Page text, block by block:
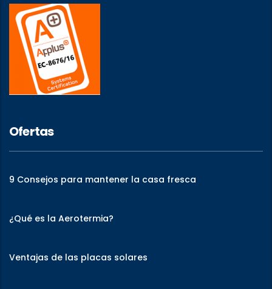
Ofertas
9 Consejos para mantener la casa fresca
¿Qué es la Aerotermia?
Ventajas de las placas solares